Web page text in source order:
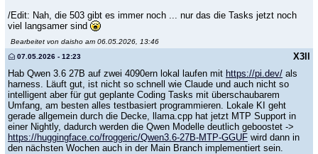
/Edit: Nah, die 503 gibt es immer noch ... nur das die Tasks jetzt noch
viel langsamer sind
Bearbeitet von daisho am 06.05.2026, 13:46
X3ll
07.05.2026 - 12:23
Hab Qwen 3.6 27B auf zwei 4090ern lokal laufen mit https://pi.dev/ als
harness. Läuft gut, ist nicht so schnell wie Claude und auch nicht so
intelligent aber für gut geplante Coding Tasks mit überschaubarem
Umfang, am besten alles testbasiert programmieren. Lokale KI geht
gerade allgemein durch die Decke, llama.cpp hat jetzt MTP Support in
einer Nightly, dadurch werden die Qwen Modelle deutlich geboostet ->
https://huggingface.co/froggeric/Qwen3.6-27B-MTP-GGUF wird dann in
den nächsten Wochen auch in der Main Branch implementiert sein.